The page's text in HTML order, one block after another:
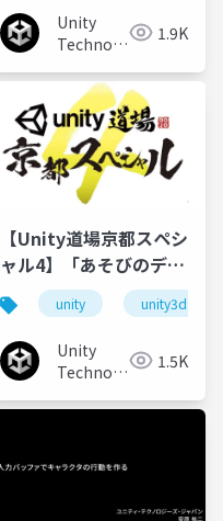
ゲーム開発
Unity
Technologies 1.9K
unity道場 unitydojo
【Unity道場京都スペシ
ャル4】「あそびのデザ
イン講座」ーUnityでゲ
ームをつくろう
unity unity3d
Unity
Technologies 1.5K